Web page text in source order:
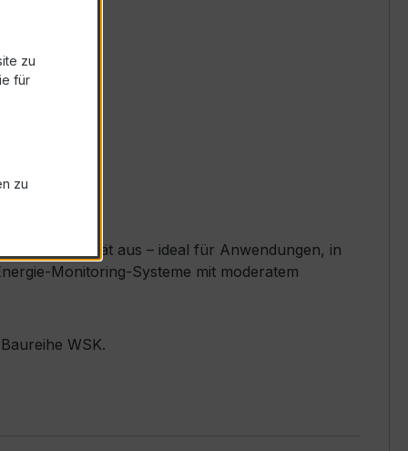
Linearität aus – ideal für Anwendungen, in
Monitoring-Systeme mit moderatem
WSK.
zu
für
zu